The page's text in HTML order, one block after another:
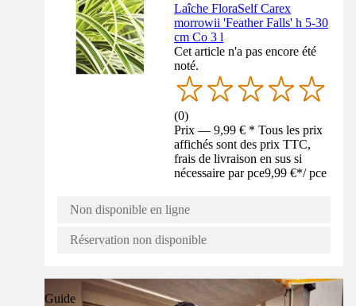
Laîche FloraSelf Carex
morrowii 'Feather Falls' h 5-30
cm Co 3 l
Cet article n'a pas encore été
noté.
(0)
Prix — 9,99 € * Tous les prix
affichés sont des prix TTC,
frais de livraison en sus si
nécessaire par pce9,99 €*/ pce
Non disponible en ligne
Réservation non disponible
Guide